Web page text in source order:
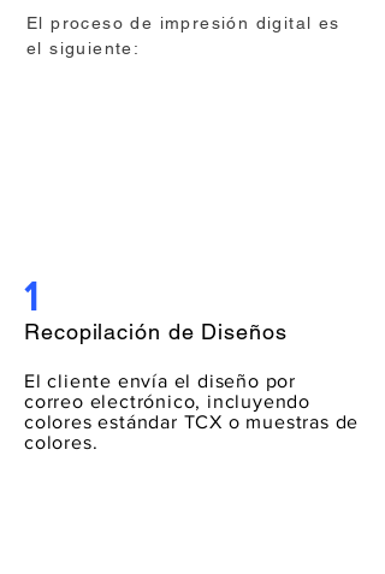
​El proceso de impresión digital es
el siguiente:
1
Recopilación de Diseños
El cliente envía el diseño por
correo electrónico, incluyendo
colores estándar TCX o muestras de
colores.